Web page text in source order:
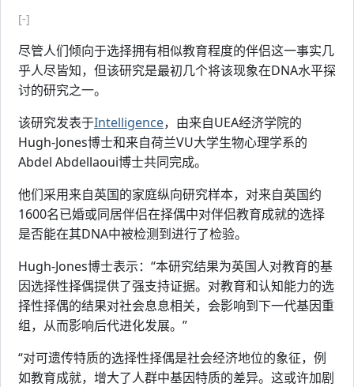
[-]
尽管人们倾向于选择拥有相似教育程度的伴侣这一事实几
乎人尽皆知，但该研究是最初几个将该现象在DNA水平探
讨的研究之一。
该研究发表于Intelligence，由来自UEA经济学院的
Hugh-Jones博士和来自荷兰VU大学生物心理学系的
Abdel Abdellaoui博士共同完成。
他们采用来自英国的家庭纵向研究样本，对来自英国约
1600名已婚或同居伴侣在择偶中对伴侣教育成就的选择
是否能在其DNA中被检测到进行了检验。
Hugh-Jones博士表示：“本研究结果为英国人对教育的基
因选择性择偶提供了强支持证据。对教育和认知能力的选
择性择偶的结果对社会息息相关，会影响到下一代基因重
组，从而影响后代进化发展。”
“对可遗传特质的选择性择偶是社会经济地位的象征，例
如教育成就，增大了人群中基因特质的差异。这或许加剧